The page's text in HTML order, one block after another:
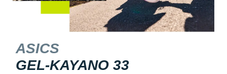
ASICS
GEL-KAYANO 33